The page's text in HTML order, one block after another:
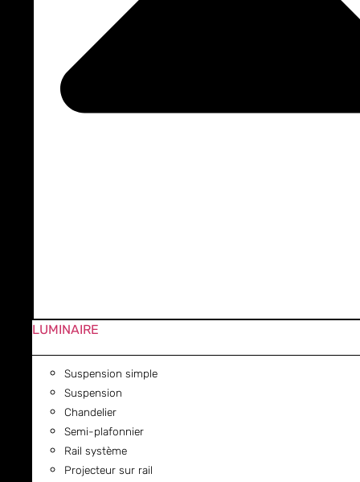
LUMINAIRE
Suspension simple
Suspension
Chandelier
Semi-plafonnier
Rail système
Projecteur sur rail